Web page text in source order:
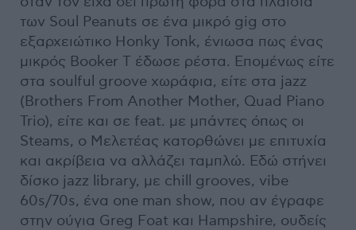
των Soul Peanuts σε ένα μικρό gig στο
εξαρχειώτικο Honky Tonk, ένιωσα πως ένας
μικρός Booker T έδωσε ρέστα. Επομένως είτε
στα soulful groove χωράφια, είτε στα jazz
(Brothers From Another Mother, Quad Piano
Trio), είτε και σε feat. με μπάντες όπως οι
Steams, ο Μελετέας κατορθώνει με επιτυχία
και ακρίβεια να αλλάζει ταμπλώ. Εδώ στήνει
δίσκο jazz library, με chill grooves, vibe
60s/70s, ένα one man show, που αν έγραφε
στην ούγια Greg Foat και Hampshire, ουδείς